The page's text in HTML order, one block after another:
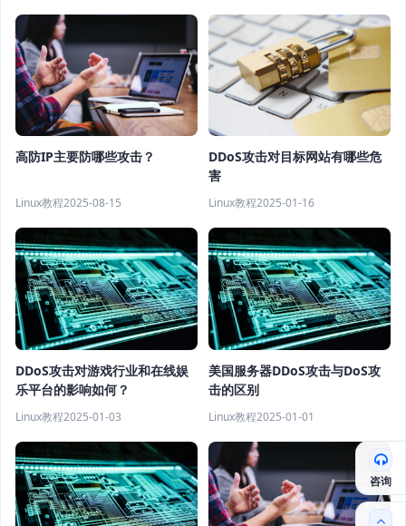
高防IP主要防哪些攻击？
Linux教程2025-08-15
DDoS攻击对目标网站有哪些危
害
Linux教程2025-01-16
DDoS攻击对游戏行业和在线娱
乐平台的影响如何？
Linux教程2025-01-03
美国服务器DDoS攻击与DoS攻
击的区别
Linux教程2025-01-01
咨询